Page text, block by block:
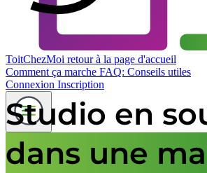
ToitChezMoi retour à la page d'accueil
Comment ça marche FAQ: Conseils utiles
Connexion Inscription
Studio en
dans une